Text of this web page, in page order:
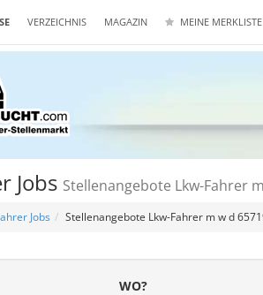
VERZEICHNIS MAGAZIN MEINE MERKLISTE
Jobs Stellenangebote Lkw-Fahrer
Jobs Stellenangebote Lkw-Fahrer m w d
WO?